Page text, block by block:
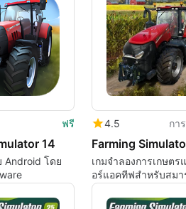
ฟรี
14
Android โดย
4.5 กา
เกมจำลองการเกษตร
อร์แอคทีฟสำหรับสม